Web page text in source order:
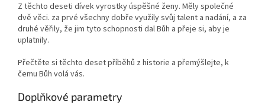
Z těchto deseti dívek vyrostky úspěšné ženy. Měly společné
dvě věci. za prvé všechny dobře využily svůj talent a nadání, a za
druhé věřily, že jim tyto schopnosti dal Bůh a přeje si, aby je
uplatnily.
Přečtěte si těchto deset příběhů z historie a přemýšlejte, k
čemu Bůh volá vás.
Doplňkové parametry